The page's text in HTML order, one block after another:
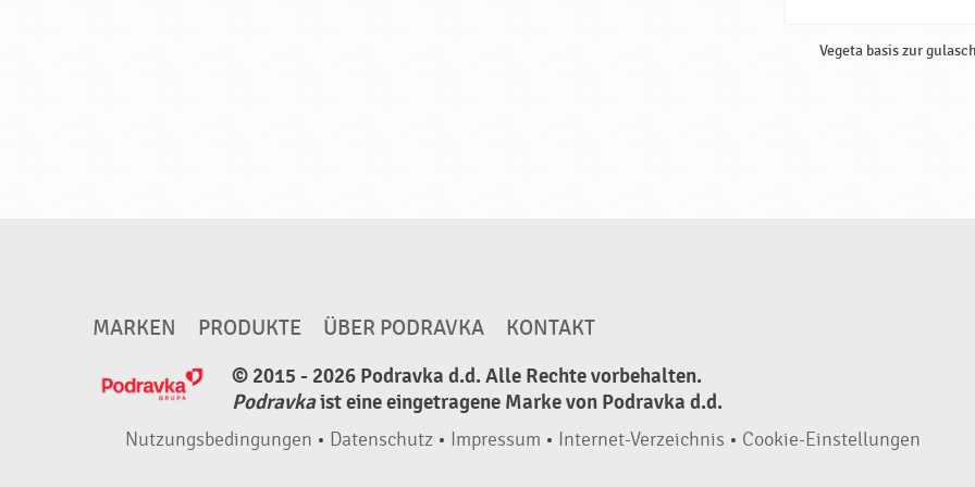
Vegeta basis zur gulasch
MARKEN PRODUKTE ÜBER PODRAVKA
KONTAKT
© 2015 - 2026 Podravka d.d. Alle Rechte vorbehalten.
Podravkaist eine eingetragene Marke von Podravka d.d.
Nutzungsbedingungen • Datenschutz • Impressum • Internet-Verzeichnis • Cookie-Einstellungen